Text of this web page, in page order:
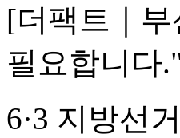
[더팩트｜
필요합니다
6·3 지방선